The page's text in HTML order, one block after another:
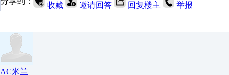
收藏 邀请回答 回复楼主 举报
AC米兰